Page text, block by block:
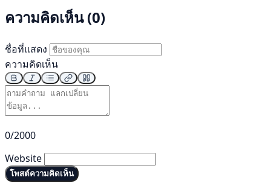
ความคิดเห็น (0)
ชื่อที่แสดง
ความคิดเห็น
0/2000
Website
โพสต์ความคิดเห็น